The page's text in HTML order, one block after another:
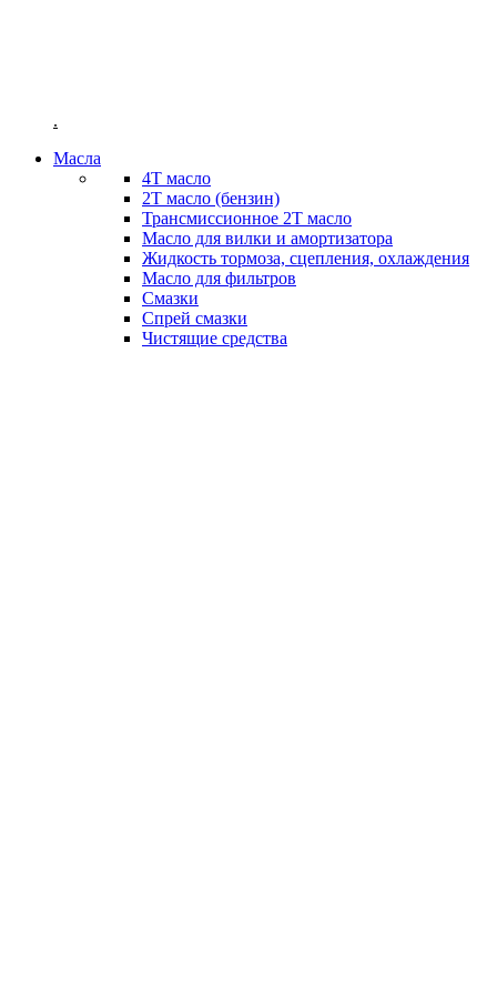
.
Масла
4T масло
2Т масло (бензин)
Трансмиссионное 2Т масло
Масло для вилки и амортизатора
Жидкость тормоза, сцепления, охлаждения
Масло для фильтров
Смазки
Спрей смазки
Чистящие средства